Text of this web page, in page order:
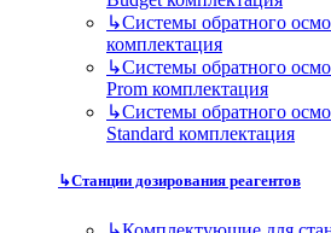
↳Системы обратного
комплектация
↳Системы обратного
Prom комплектация
↳Системы обратного
Standard комплектация
↳Станции дозирования реагентов